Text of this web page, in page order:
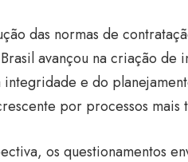
das normas de
avançou na criação
e do
por processos
os questionamentos